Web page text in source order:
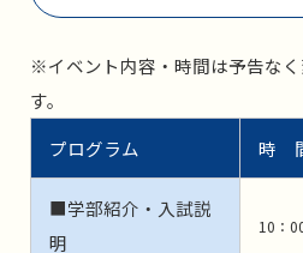
※イベント内容・時間は予告な
す。
プログラム
時
■学部紹介・入試説
明
10：